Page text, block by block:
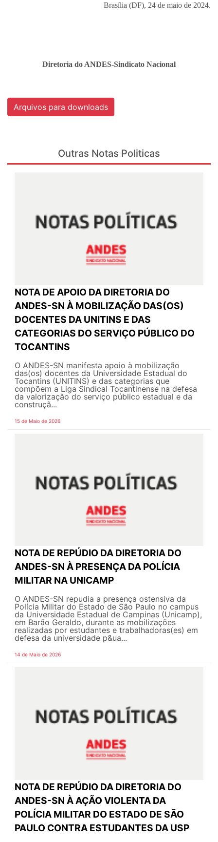
Brasília (DF), 24 de maio de 2024.
Diretoria do ANDES-Sindicato Nacional
Arquivos para downloads
Outras Notas Politicas
NOTA DE APOIO DA DIRETORIA DO
ANDES-SN À MOBILIZAÇÃO DAS(OS)
DOCENTES DA UNITINS E DAS
CATEGORIAS DO SERVIÇO PÚBLICO DO
TOCANTINS
O ANDES-SN manifesta apoio à mobilização
das(os) docentes da Universidade Estadual do
Tocantins (UNITINS) e das categorias que
compõem a Liga Sindical Tocantinense na defesa
da valorização do serviço público estadual e da
construçã...
15 de Maio de 2026
NOTA DE REPÚDIO DA DIRETORIA DO
ANDES-SN À PRESENÇA DA POLÍCIA
MILITAR NA UNICAMP
O ANDES-SN repudia a presença ostensiva da
Polícia Militar do Estado de São Paulo no campus
da Universidade Estadual de Campinas (Unicamp),
em Barão Geraldo, durante as mobilizações
realizadas por estudantes e trabalhadoras(es) em
defesa da universidade p&ua...
14 de Maio de 2026
NOTA DE REPÚDIO DA DIRETORIA DO
ANDES-SN À AÇÃO VIOLENTA DA
POLÍCIA MILITAR DO ESTADO DE SÃO
PAULO CONTRA ESTUDANTES DA USP